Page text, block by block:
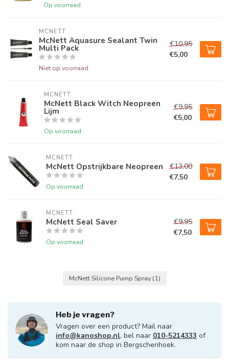
Op voorraad
MCNETT
McNett Aquasure Sealant Twin
Multi Pack
Niet op voorraad
€10,95
€5,00
MCNETT
McNett Black Witch Neopreen
Lijm
Op voorraad
€9,95
€5,00
MCNETT
McNett Opstrijkbare Neopreen
Op voorraad
€13,00
€7,50
MCNETT
McNett Seal Saver
Op voorraad
€9,95
€7,50
McNett Silicone Pump Spray (1)
Heb je vragen?
Vragen over een product? Mail naar
info@kanoshop.nl, bel naar 010-5214333 of
kom naar de shop in Bergschenhoek.